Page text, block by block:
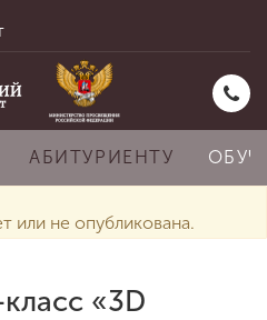
АБИТУРИЕНТУ
или не опубликована.
«3D